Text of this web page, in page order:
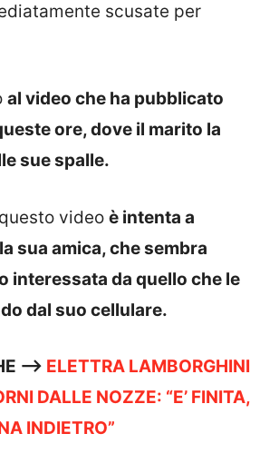
scusate per
al video che ha pubblicato
ore, dove il marito la
sue spalle.
video è intenta a
sua amica, che sembra
interessata da quello che le
dal suo cellulare.
—-> ELETTRA LAMBORGHINI
DALLE NOZZE: “E’ FINITA,
INDIETRO”